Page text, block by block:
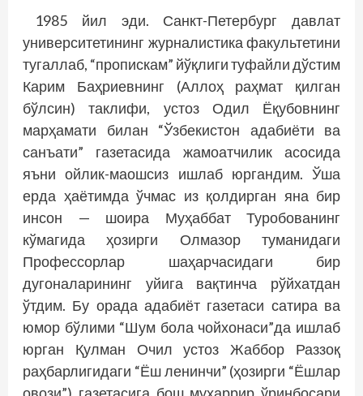
1985 йил эди. Санкт-Петербург давлат
университетининг журналистика факультетини
тугаллаб, “пропискам” йўқлиги туфайли дўстим
Карим Баҳриевнинг (Аллоҳ раҳмат қилган
бўлсин) таклифи, устоз Одил Ёқубовнинг
марҳамати билан “Ўзбекистон адабиёти ва
санъати” газетасида жамоатчилик асосида
яъни ойлик-маошсиз ишлаб юргандим. Ўша
ерда ҳаётимда ўчмас из қолдирган яна бир
инсон — шоира Муҳаббат Туробованинг
кўмагида ҳозирги Олмазор туманидаги
Профессорлар шаҳарчасидаги бир
дугоналарининг уйига вақтинча рўйхатдан
ўтдим. Бу орада адабиёт газетаси сатира ва
юмор бўлими “Шум бола чойхонаси”да ишлаб
юрган Қулман Очил устоз Жаббор Раззоқ
раҳбарлигидаги “Ёш ленинчи” (ҳозирги “Ёшлар